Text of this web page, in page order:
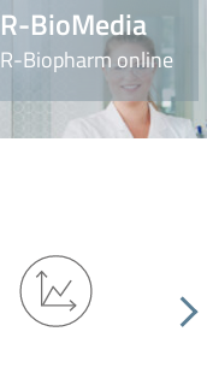
R-BioMedia
R-Biopharm online